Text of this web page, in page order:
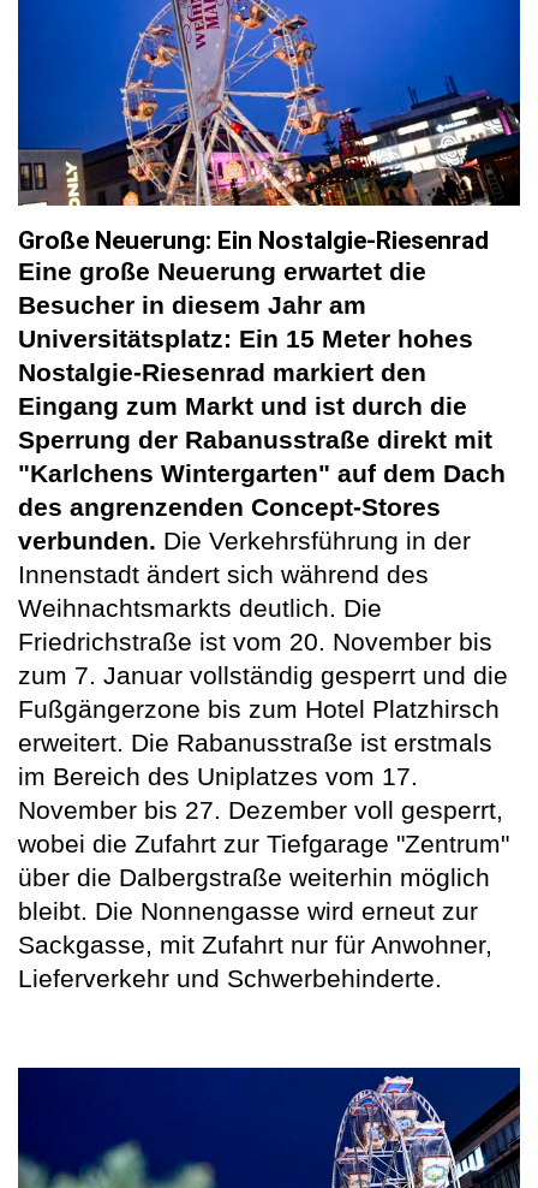
Große Neuerung: Ein Nostalgie-Riesenrad
Eine große Neuerung erwartet die
Besucher in diesem Jahr am
Universitätsplatz: Ein 15 Meter hohes
Nostalgie-Riesenrad markiert den
Eingang zum Markt und ist durch die
Sperrung der Rabanusstraße direkt mit
"Karlchens Wintergarten" auf dem Dach
des angrenzenden Concept-Stores
verbunden. Die Verkehrsführung in der
Innenstadt ändert sich während des
Weihnachtsmarkts deutlich. Die
Friedrichstraße ist vom 20. November bis
zum 7. Januar vollständig gesperrt und die
Fußgängerzone bis zum Hotel Platzhirsch
erweitert. Die Rabanusstraße ist erstmals
im Bereich des Uniplatzes vom 17.
November bis 27. Dezember voll gesperrt,
wobei die Zufahrt zur Tiefgarage "Zentrum"
über die Dalbergstraße weiterhin möglich
bleibt. Die Nonnengasse wird erneut zur
Sackgasse, mit Zufahrt nur für Anwohner,
Lieferverkehr und Schwerbehinderte.